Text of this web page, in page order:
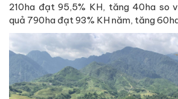
210ha đạt 95,5% KH, tăng 40ha so
quả 790ha đạt 93% KH năm, tăng